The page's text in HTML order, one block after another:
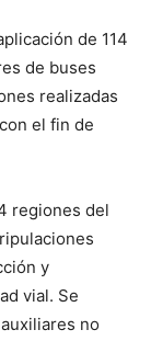
de 114
de buses
realizadas
el fin de
regiones del
y
vial. Se
no